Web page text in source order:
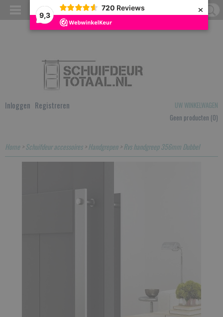
9,3
720 Reviews ×
Inloggen Registreren
UW WINKELWAGEN
Geen producten (0)
Home>Schuifdeur accessoires>Handgrepen>Rvs handgreep 356mm Dubbel